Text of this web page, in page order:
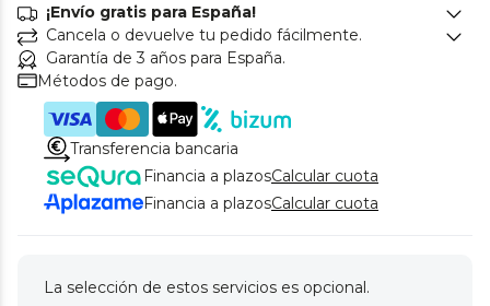
¡Envío gratis para España!
Cancela o devuelve tu pedido fácilmente.
Garantía de 3 años para España.
Métodos de pago.
Transferencia bancaria
Financia a plazosCalcular cuota
Financia a plazosCalcular cuota
La selección de estos servicios es opcional.